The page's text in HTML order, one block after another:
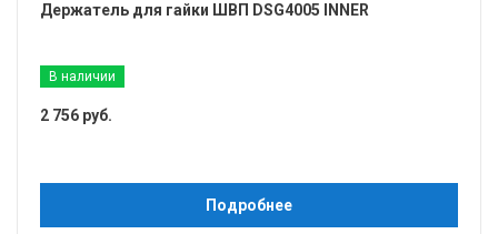
Держатель для гайки ШВП DSG4005 INNER
В наличии
2 756 руб.
Подробнее